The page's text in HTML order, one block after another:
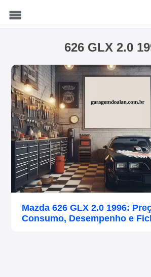
626 GLX 2.0
Mazda 626 GLX 2.0 1996:
Consumo, Desempenho e